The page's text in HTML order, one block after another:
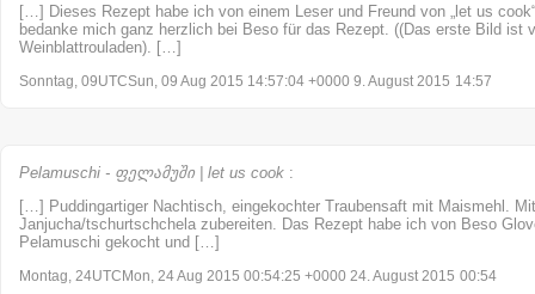
[…] Dieses Rezept habe ich von einem Leser und Freund von „let us
bedanke mich ganz herzlich bei Beso für das Rezept. ((Das erste Bild ist
Weinblattrouladen). […]
Sonntag, 09UTCSun, 09 Aug 2015 14:57:04 +0000 9. August 2015 14:57
Pelamuschi - ფელამუში | let us cook :
[…] Puddingartiger Nachtisch, eingekochter Traubensaft mit Maismehl.
Janjucha/tschurtschchela zubereiten. Das Rezept habe ich von Beso
Pelamuschi gekocht und […]
Montag, 24UTCMon, 24 Aug 2015 00:54:25 +0000 24. August 2015 00:54